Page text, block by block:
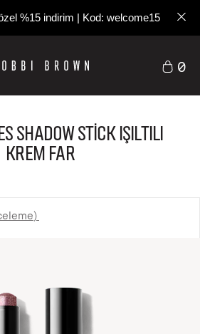
%15 indirim | Kod: welcome15
0
Shadow Stick Işıltılı
Krem Far